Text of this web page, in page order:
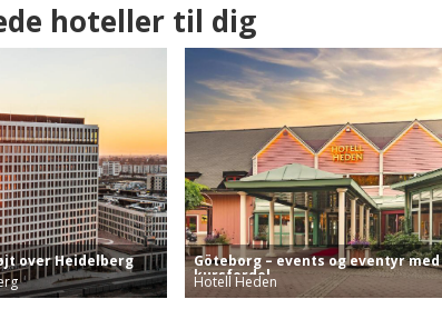
hoteller til dig
over Heidelberg
Göteborg – events og eventyr med
kursfordel
Hotell Heden